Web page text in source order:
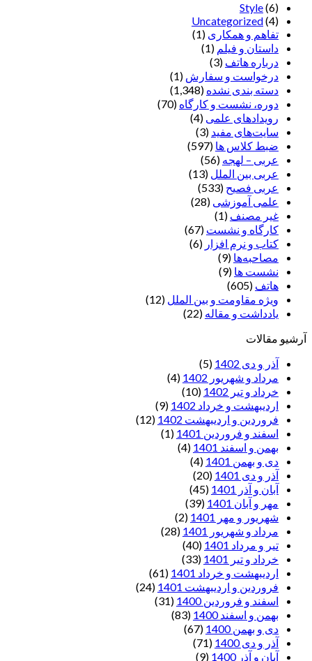
Style(6)
Uncategorized(4)
تفاهم و همکاری (1)
داستان و فیلم (1)
درباره هاتف (3)
درخواست و سفارش (1)
دسته بندی نشده (1,348)
دوره، نشست و کارگاه (70)
رویدادهای علمی (4)
سایت‌های مفید (3)
ضبط کلاس ها (597)
عربی – لهجه (56)
عربی بین الملل (13)
عربی فصیح (533)
علمی آموزشی (28)
غير مصنف (1)
کارگاه و نشست (67)
کتاب و نرم افزار (6)
مصاحبه‌ها (9)
نشست ها (9)
هاتف (605)
ویژه مقاومت و بین الملل (12)
یادداشت‌ و مقاله (22)
آرشیو مقالات
آذر و دی 1402
(5)
مرداد و شهریور 1402
(4)
خرداد و تیر 1402
(10)
اردیبهشت و خرداد 1402
(9)
فروردین و اردیبهشت 1402
(12)
اسفند و فروردین 1401
(1)
بهمن و اسفند 1401
(4)
دی و بهمن 1401
(4)
آذر و دی 1401
(20)
آبان و آذر 1401
(45)
مهر و آبان 1401
(39)
شهریور و مهر 1401
(2)
مرداد و شهریور 1401
(28)
تیر و مرداد 1401
(40)
خرداد و تیر 1401
(33)
اردیبهشت و خرداد 1401
(61)
فروردین و اردیبهشت 1401
(24)
اسفند و فروردین 1400
(31)
بهمن و اسفند 1400
(83)
دی و بهمن 1400
(67)
آذر و دی 1400
(71)
آبان و آذر 1400
(9)